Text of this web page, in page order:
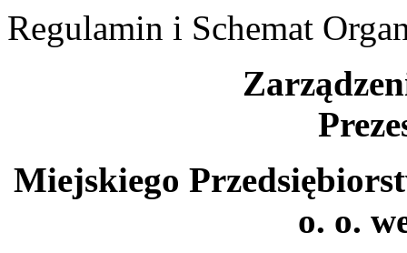
Regulamin i Schemat
Miejskiego
o. o.